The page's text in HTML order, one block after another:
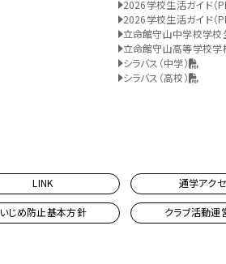
2026学校生活ガイド（
2026学校生活ガイド（
立命館守山中学校学校
立命館守山高等学校学
シラバス（中学）
シラバス（高校）
LINK 通学アク
いじめ防止基本方針 クラブ活動運